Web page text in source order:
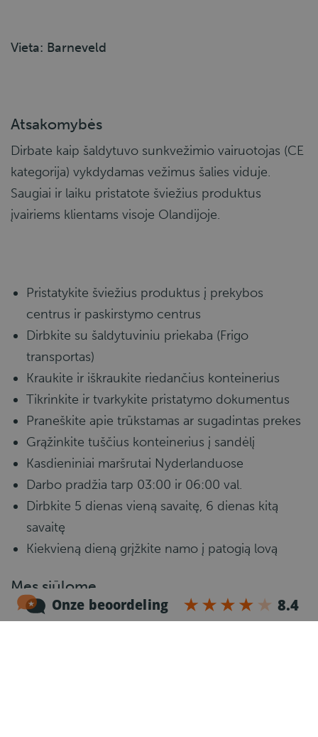
Vieta: Barneveld
Atsakomybės
Dirbate kaip šaldytuvo sunkvežimio vairuotojas (CE
kategorija) vykdydamas vežimus šalies viduje.
Saugiai ir laiku pristatote šviežius produktus
įvairiems klientams visoje Olandijoje.
Pristatykite šviežius produktus į prekybos
centrus ir paskirstymo centrus
Dirbkite su šaldytuviniu priekaba (Frigo
transportas)
Kraukite ir iškraukite riedančius konteinerius
Tikrinkite ir tvarkykite pristatymo dokumentus
Praneškite apie trūkstamas ar sugadintas prekes
Grąžinkite tuščius konteinerius į sandėlį
Kasdieniniai maršrutai Nyderlanduose
Darbo pradžia tarp 03:00 ir 06:00 val.
Dirbkite 5 dienas vieną savaitę, 6 dienas kitą
savaitę
Kiekvieną dieną grįžkite namo į patogią lovą
Mes siūlome
Savaitinis atlyginimas – apie 850–1000 €